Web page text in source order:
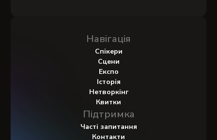
Навігація
Спікери
Сцени
Експо
Історія
Нетворкінг
Квитки
Підтримка
Часті запитання
Контакти